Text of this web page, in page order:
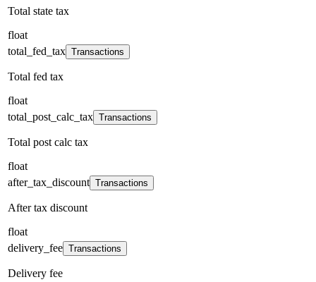
Total state tax
float
total_fed_tax Transactions
Total fed tax
float
total_post_calc_tax Transactions
Total post calc tax
float
after_tax_discount Transactions
After tax discount
float
delivery_fee Transactions
Delivery fee